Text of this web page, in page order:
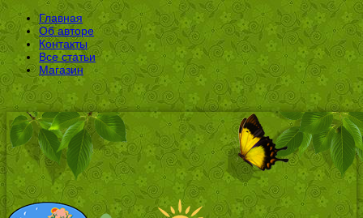
Главная
Об авторе
Контакты
Все статьи
Магазин